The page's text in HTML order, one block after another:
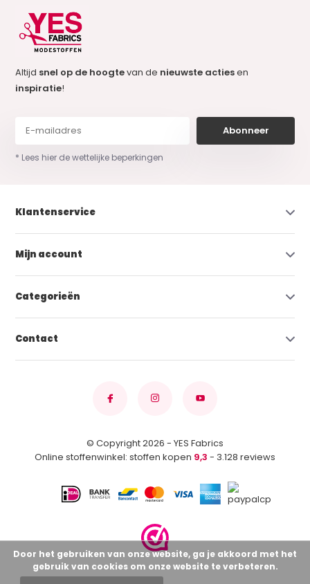
Altijd snel op de hoogtevan de nieuwste actiesen
inspiratie!
Abonneer
* Lees hier de wettelijke beperkingen
Klantenservice
Mijn account
Categorieën
Contact
© Copyright 2026 - YES Fabrics
Online stoffenwinkel: stoffen kopen 9,3 - 3.128 reviews
Door het gebruiken van onze website, ga je akkoord met het
gebruik van cookies om onze website te verbeteren.